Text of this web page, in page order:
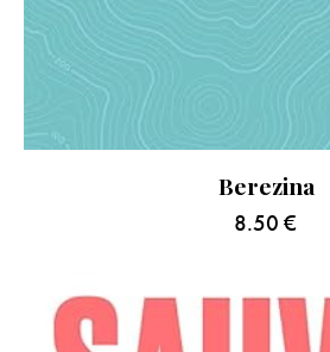
Berezina
8.50 €